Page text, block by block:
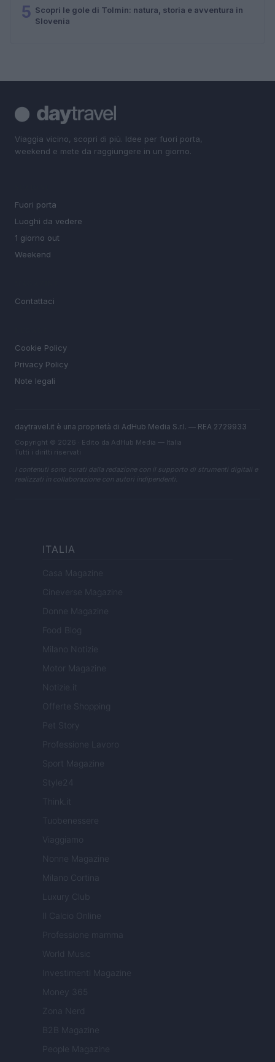
5 Scopri le gole di Tolmin: natura, storia e avventura in
Slovenia
Viaggia vicino, scopri di più. Idee per fuori porta,
weekend e mete da raggiungere in un giorno.
Fuori porta
Luoghi da vedere
1 giorno out
Weekend
Contattaci
Cookie Policy
Privacy Policy
Note legali
daytravel.it è una proprietà di AdHub Media S.r.l. — REA 2729933
Copyright © 2026 · Edito da AdHub Media — Italia
Tutti i diritti riservati
I contenuti sono curati dalla redazione con il supporto di strumenti digitali e
realizzati in collaborazione con autori indipendenti.
ITALIA
Casa Magazine
Cineverse Magazine
Donne Magazine
Food Blog
Milano Notizie
Motor Magazine
Notizie.it
Offerte Shopping
Pet Story
Professione Lavoro
Sport Magazine
Style24
Think.it
Tuobenessere
Viaggiamo
Nonne Magazine
Milano Cortina
Luxury Club
Il Calcio Online
Professione mamma
World Music
Investimenti Magazine
Money 365
Zona Nerd
B2B Magazine
People Magazine